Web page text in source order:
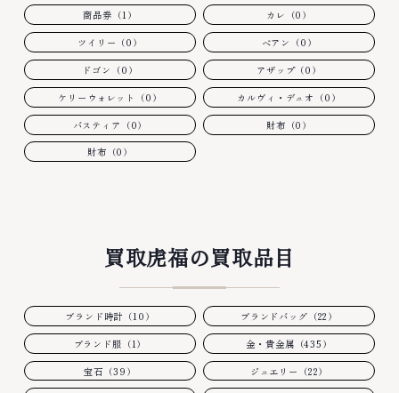
商品券（1） カレ（0）
ツイリー（0） ベアン（0）
ドゴン（0） アザップ（0）
ケリーウォレット（0） カルヴィ・デュオ（0）
バスティア（0） 財布（0）
財布（0）
買取虎福の買取品目
ブランド時計（10） ブランドバッグ（22）
ブランド服（1） 金・貴金属（435）
宝石（39） ジュエリー（22）